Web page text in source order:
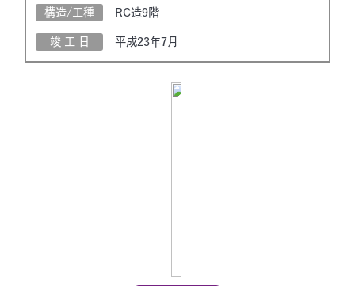
構造/工種 RC造9階
竣 工 日 平成23年7月